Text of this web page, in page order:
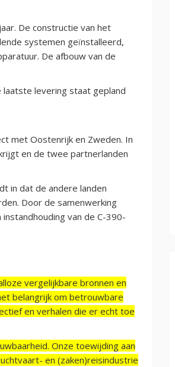
De constructie van het
systemen geïnstalleerd,
De afbouw van de
levering staat gepland
met Oostenrijk en Zweden. In
en de twee partnerlanden
in dat de andere landen
Door de samenwerking
van de C-390-
vergelijkbare bronnen en
belangrijk om betrouwbare
en verhalen die er echt toe
Onze toewijding aan
en (zaken)reisindustrie